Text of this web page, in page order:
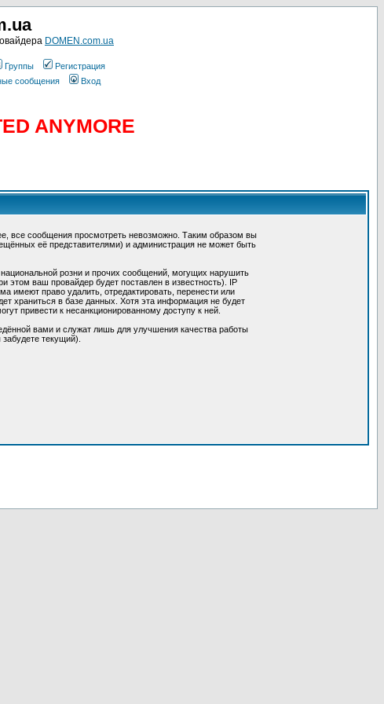
DOMEN.com.ua
Группы
Регистрация
сообщения Вход
ANYMORE
все сообщения просмотреть невозможно. Таким образом вы
её представителями) и администрация не может быть
розни и прочих сообщений, могущих нарушить
ваш провайдер будет поставлен в известность). IP
имеют право удалить, отредактировать, перенести или
храниться в базе данных. Хотя эта информация не будет
привести к несанкционированному доступу к ней.
вами и служат лишь для улучшения качества работы
текущий).